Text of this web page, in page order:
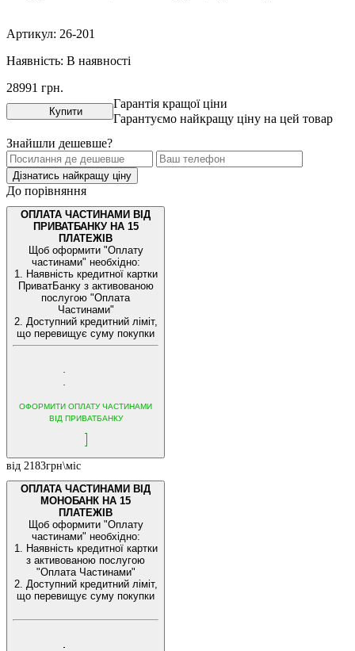
Артикул: 26-201
Наявність: В наявності
28991 грн.
Купити
Гарантія кращої ціни
Гарантуємо найкращу ціну на цей товар
Знайшли дешевше?
Дізнатись найкращу ціну
До порівняння
ОПЛАТА ЧАСТИНАМИ ВІД
ПРИВАТБАНКУ НА 15
ПЛАТЕЖІВ
Щоб оформити "Оплату
частинами" необхідно:
1. Наявність кредитної картки
ПриватБанку з активованою
послугою "Оплата
Частинами"
2. Доступний кредитний ліміт,
що перевищує суму покупки
ОФОРМИТИ ОПЛАТУ ЧАСТИНАМИ
ВІД ПРИВАТБАНКУ
від 2183грн\міс
ОПЛАТА ЧАСТИНАМИ ВІД
МОНОБАНК НА 15
ПЛАТЕЖІВ
Щоб оформити "Оплату
частинами" необхідно:
1. Наявність кредитної картки
з активованою послугою
"Оплата Частинами"
2. Доступний кредитний ліміт,
що перевищує суму покупки